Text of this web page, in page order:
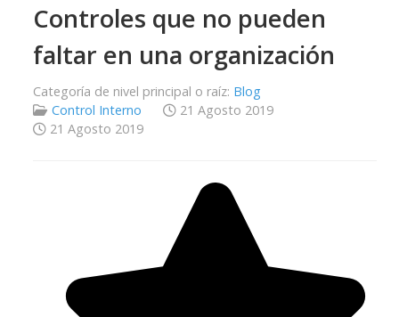
Controles que no pueden
faltar en una organización
Categoría de nivel principal o raíz: Blog
Control Interno
21 Agosto 2019
21 Agosto 2019